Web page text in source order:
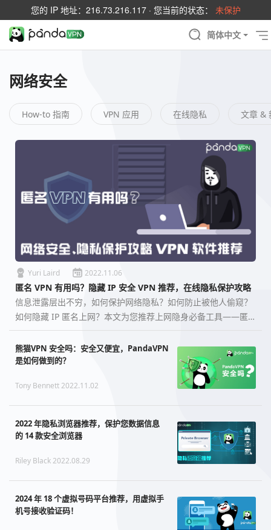
您的 IP 地址： 216.73.216.117 · 您当前的状态： 未保护
简体中文
网络安全
How-to 指南 VPN 应用 在线隐私 文章 &
Yuri Laird 2022.11.06
匿名 VPN 有用吗？隐藏 IP 安全 VPN 推荐，在线隐私保护攻略
信息泄露层出不穷，如何保护网络隐私？如何防止被他人偷窥？
如何隐藏 IP 匿名上网？本文为您推荐上网隐身必备工具——匿
名 VPN 软件，以及一些防止网络跟踪、匿名上网方法，让您拥
有安全的网络环境。…
熊猫VPN 安全吗：安全又便宜，PandaVPN
是如何做到的？
Tony Bennett 2022.11.02
2022 年隐私浏览器推荐，保护您数据信息
的 14 款安全浏览器
Riley Black 2022.08.29
2024 年 18 个虚拟号码平台推荐，用虚拟手
机号接收验证码！